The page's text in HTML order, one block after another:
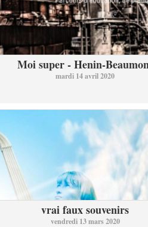
Moi super - Henin-
mardi 14 avril 2020
vrai faux souvenirs
vendredi 13 mars 2020